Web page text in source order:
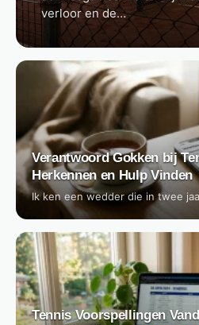
verloor en de…
Verantwoord Gokken bij
Herkennen en Hulp Vinden
Ik ken een wedder die in twee
Tennis Voorspellingen